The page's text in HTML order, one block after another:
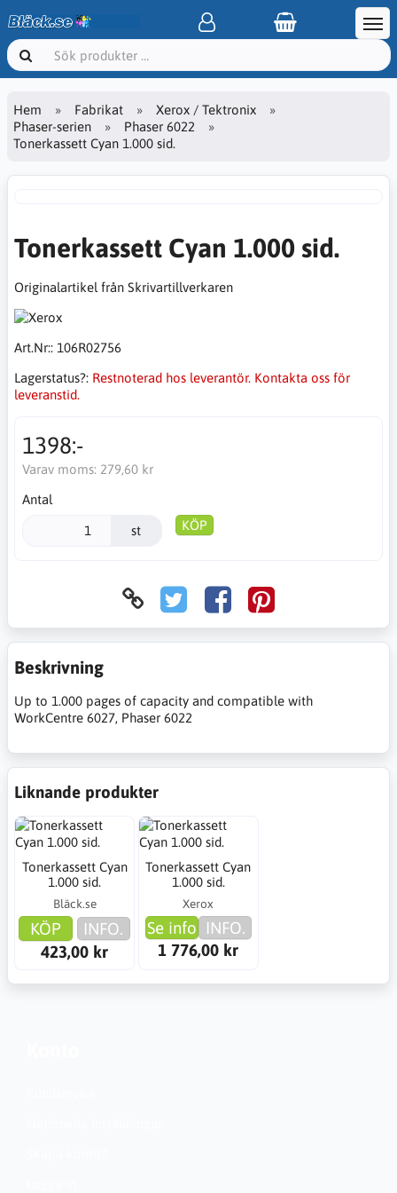
Hem Fabrikat
Xerox / Tektronix
Phaser-serien
Phaser 6022
Tonerkassett Cyan 1.000 sid.
Tonerkassett Cyan 1.000 sid.
Originalartikel från Skrivartillverkaren
Art.Nr:: 106R02756
Lagerstatus?: Restnoterad hos leverantör. Kontakta oss för
leveranstid.
1398:-
Varav moms: 279,60 kr
Antal
st KÖP
Beskrivning
Up to 1.000 pages of capacity and compatible with
WorkCentre 6027, Phaser 6022
Liknande produkter
Tonerkassett Cyan
1.000 sid.
Bläck.se
KÖP
INFO.
423,00 kr
Tonerkassett Cyan
1.000 sid.
Xerox
Se info INFO.
1 776,00 kr